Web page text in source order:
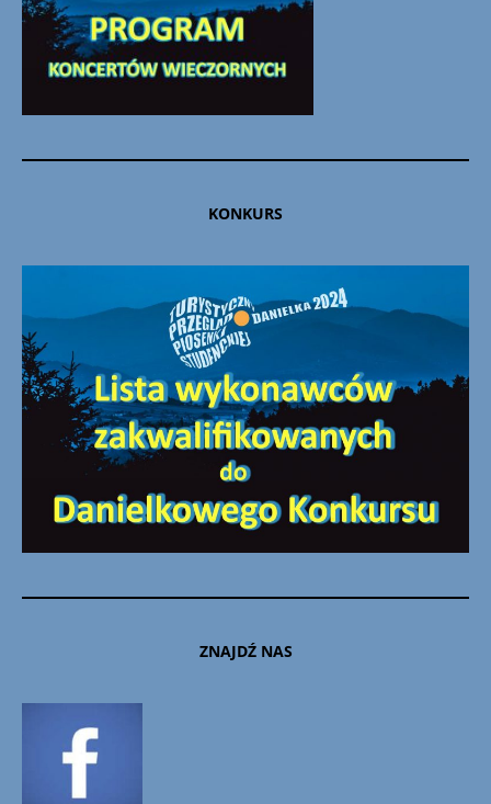
KONKURS
ZNAJDŹ NAS